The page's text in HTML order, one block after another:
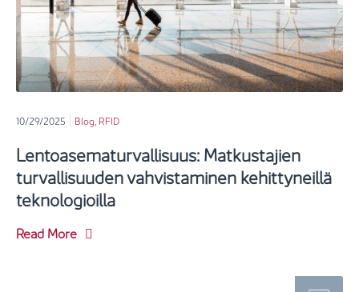
10/29/2025 Blog RFID
Lentoasematurvallisuus: Matkustajien
turvallisuuden vahvistaminen kehittyneillä
teknologioilla
Read More